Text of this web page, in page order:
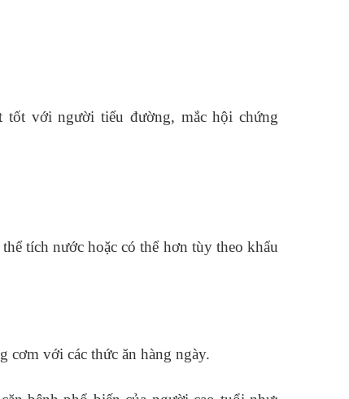
tốt với người tiểu đường, mắc hội chứng
tích nước hoặc có thể hơn tùy theo khẩu
với các thức ăn hàng ngày.